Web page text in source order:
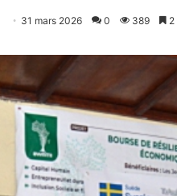
31 mars 2026 0 389